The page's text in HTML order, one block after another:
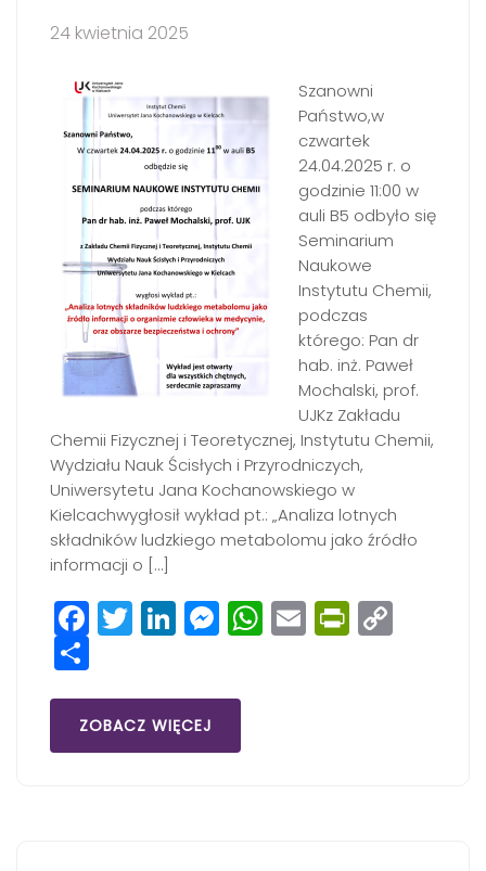
24 kwietnia 2025
Szanowni
Państwo,w
czwartek
24.04.2025 r. o
godzinie 11:00 w
auli B5 odbyło się
Seminarium
Naukowe
Instytutu Chemii,
podczas
którego: Pan dr
hab. inż. Paweł
Mochalski, prof.
UJKz Zakładu
Chemii Fizycznej i Teoretycznej, Instytutu Chemii,
Wydziału Nauk Ścisłych i Przyrodniczych,
Uniwersytetu Jana Kochanowskiego w
Kielcachwygłosił wykład pt.: „Analiza lotnych
składników ludzkiego metabolomu jako źródło
informacji o […]
Facebook
Twitter
LinkedIn
Messenger
WhatsApp
Email
Share
ZOBACZ WIĘCEJ